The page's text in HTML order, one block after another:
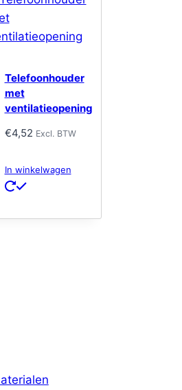
Telefoonhouder
met
ventilatieopening
€4,52 Excl. BTW
In winkelwagen